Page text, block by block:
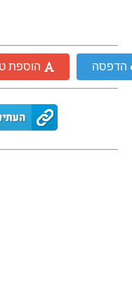
הדפסה הוספת